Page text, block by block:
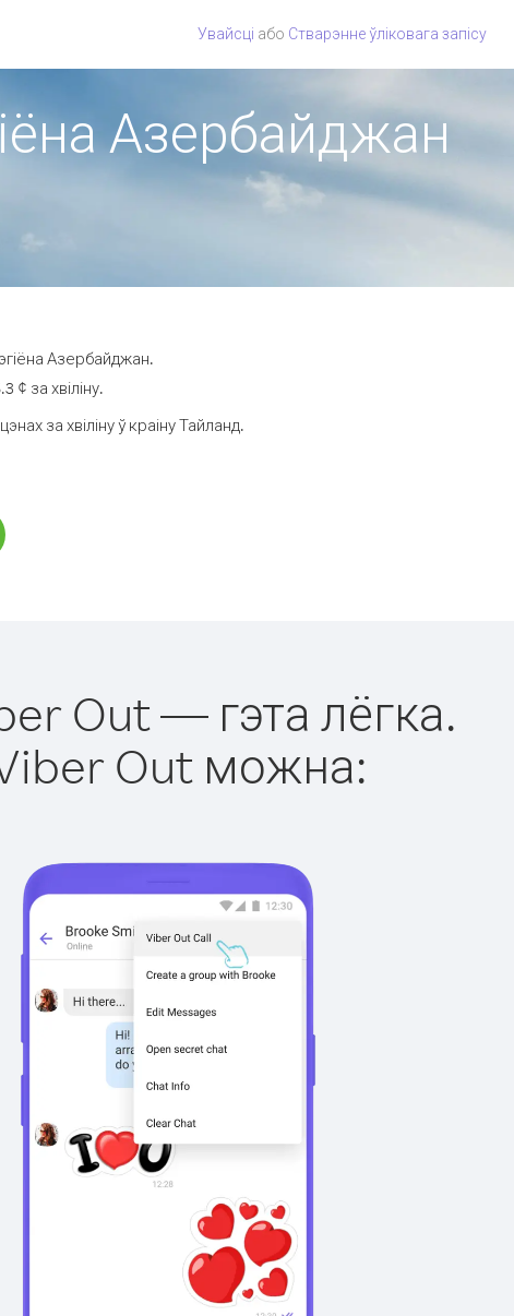
Увайсці або Стварэнне ўліковага запісу
Азербайджан
Азербайджан.
за хвіліну.
за хвіліну ў краіну Тайланд.
Out — гэта лёгка.
Out можна: